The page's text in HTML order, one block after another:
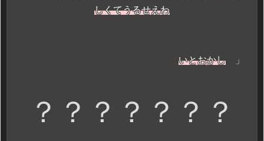
しくてうるせえわ
いとおかし 」
？？？？？？？